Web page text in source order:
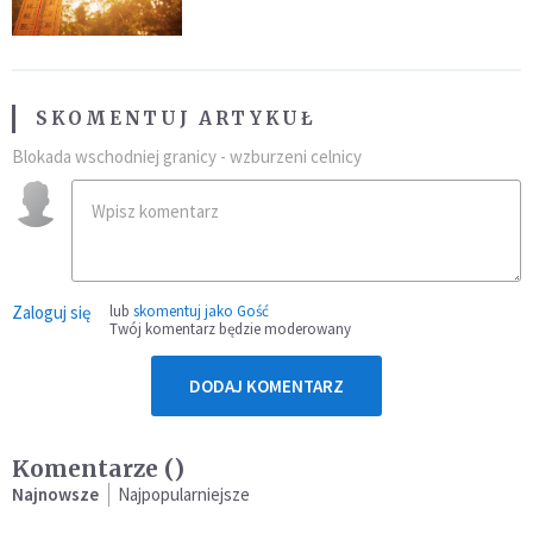
SKOMENTUJ ARTYKUŁ
Blokada wschodniej granicy - wzburzeni celnicy
Zaloguj się lub skomentuj jako Gość
Twój komentarz będzie moderowany
DODAJ KOMENTARZ
Komentarze ()
Najnowsze Najpopularniejsze